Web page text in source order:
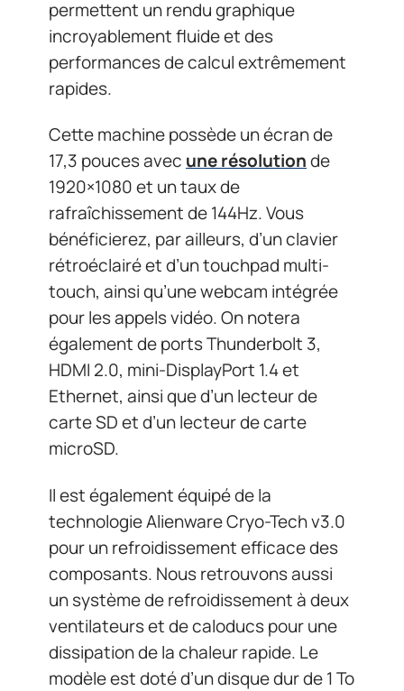
permettent un rendu graphique
incroyablement fluide et des
performances de calcul extrêmement
rapides.
Cette machine possède un écran de
17,3 pouces avec une résolutionde
1920×1080 et un taux de
rafraîchissement de 144Hz. Vous
bénéficierez, par ailleurs, d’un clavier
rétroéclairé et d’un touchpad multi-
touch, ainsi qu’une webcam intégrée
pour les appels vidéo. On notera
également de ports Thunderbolt 3,
HDMI 2.0, mini-DisplayPort 1.4 et
Ethernet, ainsi que d’un lecteur de
carte SD et d’un lecteur de carte
microSD.
Il est également équipé de la
technologie Alienware Cryo-Tech v3.0
pour un refroidissement efficace des
composants. Nous retrouvons aussi
un système de refroidissement à deux
ventilateurs et de caloducs pour une
dissipation de la chaleur rapide. Le
modèle est doté d’un disque dur de 1 To